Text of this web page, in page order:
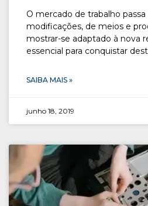
O mercado de trabalho
modificações, de meios e
mostrar-se adaptado à nova
essencial para conquistar
SAIBA MAIS »
junho 18, 2019